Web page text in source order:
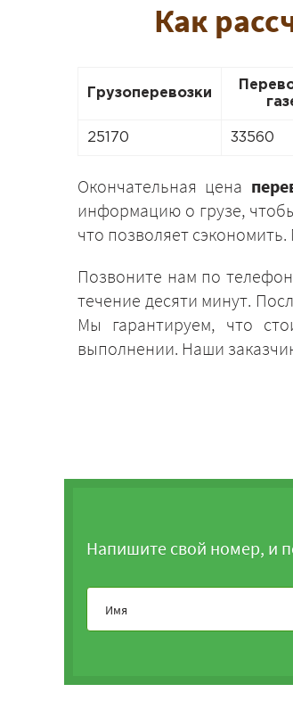
Как
Грузоперевозки
25170 33560
Окончательная цена
информацию о грузе,
что позволяет
Позвоните нам по
течение десяти минут.
Мы гарантируем, что
выполнении. Наши
Напишите свой номер, и